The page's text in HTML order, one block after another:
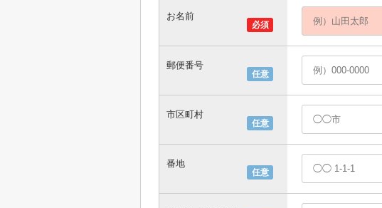
必須
お名前
任意
郵便番号
任意
市区町村
任意
番地